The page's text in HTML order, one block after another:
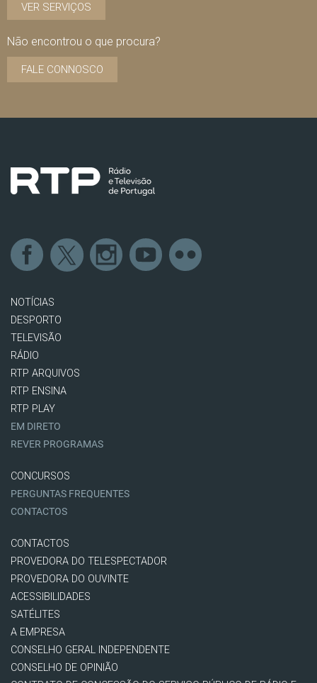
VER SERVIÇOS
Não encontrou o que procura?
FALE CONNOSCO
NOTÍCIAS
DESPORTO
TELEVISÃO
RÁDIO
RTP ARQUIVOS
RTP ENSINA
RTP PLAY
EM DIRETO
REVER PROGRAMAS
CONCURSOS
PERGUNTAS FREQUENTES
CONTACTOS
CONTACTOS
PROVEDORA DO TELESPECTADOR
PROVEDORA DO OUVINTE
ACESSIBILIDADES
SATÉLITES
A EMPRESA
CONSELHO GERAL INDEPENDENTE
CONSELHO DE OPINIÃO